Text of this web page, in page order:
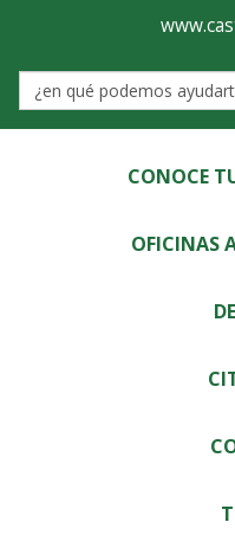
de
Castro-
Urdiales
CONOCE
OFICINAS